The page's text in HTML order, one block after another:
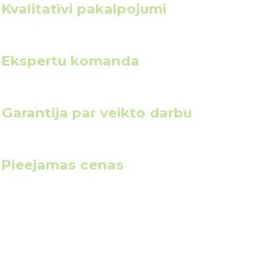
Kvalitatīvi pakalpojumi
Ekspertu komanda
Garantija par veikto darbu
Pieejamas cenas